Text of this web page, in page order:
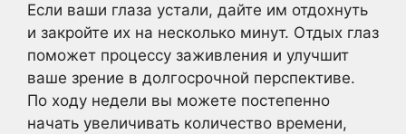
Если ваши глаза устали, дайте им отдохнуть
и закройте их на несколько минут. Отдых глаз
поможет процессу заживления и улучшит
ваше зрение в долгосрочной перспективе.
По ходу недели вы можете постепенно
начать увеличивать количество времени,